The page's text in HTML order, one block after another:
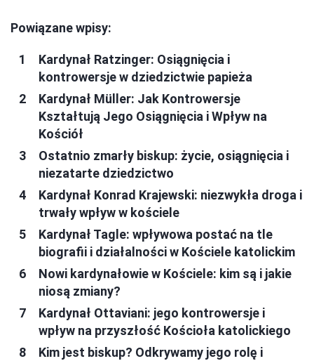
Powiązane wpisy:
Kardynał Ratzinger: Osiągnięcia i
kontrowersje w dziedzictwie papieża
Kardynał Müller: Jak Kontrowersje
Kształtują Jego Osiągnięcia i Wpływ na
Kościół
Ostatnio zmarły biskup: życie, osiągnięcia i
niezatarte dziedzictwo
Kardynał Konrad Krajewski: niezwykła droga i
trwały wpływ w kościele
Kardynał Tagle: wpływowa postać na tle
biografii i działalności w Kościele katolickim
Nowi kardynałowie w Kościele: kim są i jakie
niosą zmiany?
Kardynał Ottaviani: jego kontrowersje i
wpływ na przyszłość Kościoła katolickiego
Kim jest biskup? Odkrywamy jego rolę i